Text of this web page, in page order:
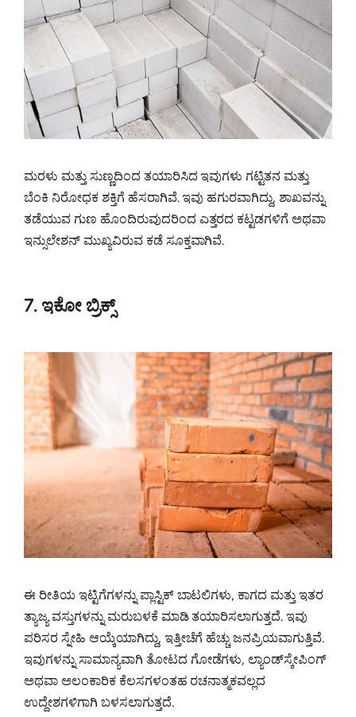
ಮರಳು ಮತ್ತು ಸುಣ್ಣದಿಂದ ತಯಾರಿಸಿದ ಇವುಗಳು ಗಟ್ಟಿತನ ಮತ್ತು
ಬೆಂಕಿ ನಿರೋಧಕ ಶಕ್ತಿಗೆ ಹೆಸರಾಗಿವೆ. ಇವು ಹಗುರವಾಗಿದ್ದು, ಶಾಖವನ್ನು
ತಡೆಯುವ ಗುಣ ಹೊಂದಿರುವುದರಿಂದ ಎತ್ತರದ ಕಟ್ಟಡಗಳಿಗೆ ಅಥವಾ
ಇನ್ಸುಲೇಶನ್ ಮುಖ್ಯವಿರುವ ಕಡೆ ಸೂಕ್ತವಾಗಿವೆ.
7. ಇಕೋ ಬ್ರಿಕ್ಸ್
ಈ ರೀತಿಯ ಇಟ್ಟಿಗೆಗಳನ್ನು ಪ್ಲಾಸ್ಟಿಕ್ ಬಾಟಲಿಗಳು, ಕಾಗದ ಮತ್ತು ಇತರ
ತ್ಯಾಜ್ಯ ವಸ್ತುಗಳನ್ನು ಮರುಬಳಕೆ ಮಾಡಿ ತಯಾರಿಸಲಾಗುತ್ತದೆ. ಇವು
ಪರಿಸರ ಸ್ನೇಹಿ ಆಯ್ಕೆಯಾಗಿದ್ದು, ಇತ್ತೀಚೆಗೆ ಹೆಚ್ಚು ಜನಪ್ರಿಯವಾಗುತ್ತಿವೆ.
ಇವುಗಳನ್ನು ಸಾಮಾನ್ಯವಾಗಿ ತೋಟದ ಗೋಡೆಗಳು, ಲ್ಯಾಂಡ್‌ಸ್ಕೇಪಿಂಗ್
ಅಥವಾ ಅಲಂಕಾರಿಕ ಕೆಲಸಗಳಂತಹ ರಚನಾತ್ಮಕವಲ್ಲದ
ಉದ್ದೇಶಗಳಿಗಾಗಿ ಬಳಸಲಾಗುತ್ತದೆ.